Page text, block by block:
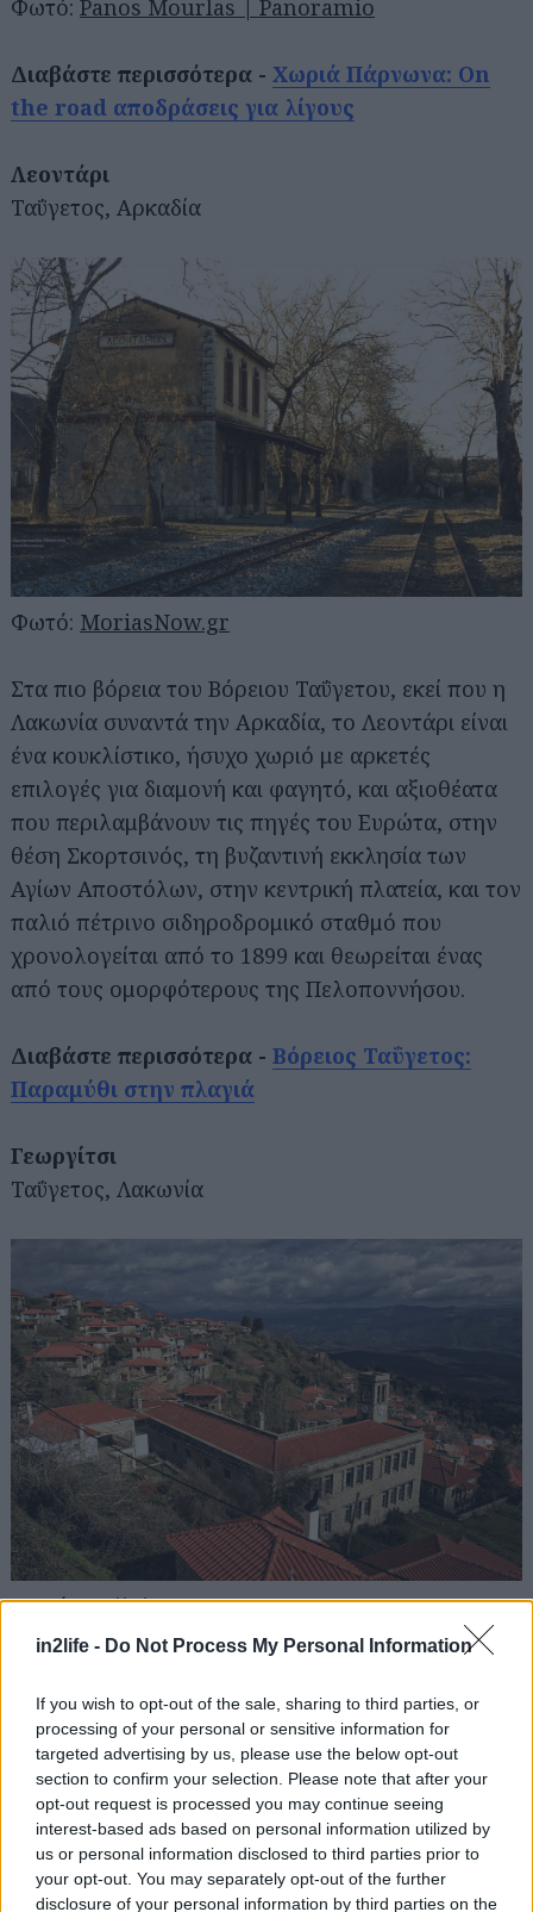
in2life - Do Not Process My Personal Information
If you wish to opt-out of the sale, sharing to third parties, or
processing of your personal or sensitive information for
targeted advertising by us, please use the below opt-out
section to confirm your selection. Please note that after your
opt-out request is processed you may continue seeing
interest-based ads based on personal information utilized by
us or personal information disclosed to third parties prior to
your opt-out. You may separately opt-out of the further
disclosure of your personal information by third parties on the
Φωτό: Panos Mourlas | Panoramio
Διαβάστε περισσότερα - Χωριά Πάρνωνα: On
the road αποδράσεις για λίγους
Λεοντάρι
Ταΰγετος, Αρκαδία
Φωτό: MoriasNow.gr
Στα πιο βόρεια του Βόρειου Ταΰγετου, εκεί που η
Λακωνία συναντά την Αρκαδία, το Λεοντάρι είναι
ένα κουκλίστικο, ήσυχο χωριό με αρκετές
επιλογές για διαμονή και φαγητό, και αξιοθέατα
που περιλαμβάνουν τις πηγές του Ευρώτα, στην
θέση Σκορτσινός, τη βυζαντινή εκκλησία των
Αγίων Αποστόλων, στην κεντρική πλατεία, και τον
παλιό πέτρινο σιδηροδρομικό σταθμό που
χρονολογείται από το 1899 και θεωρείται ένας
από τους ομορφότερους της Πελοποννήσου.
Διαβάστε περισσότερα - Βόρειος Ταΰγετος:
Παραμύθι στην πλαγιά
Γεωργίτσι
Ταΰγετος, Λακωνία
Φωτό:Periigites.gr
άδικα. Κτισμένο σε υψόμετρο που σχεδόν
ακουμπά το χιλιόμετρο (970 μέτρα, για να
ακριβολογούμε) αγναντεύει από ψηλά τις
καταπράσινες πλαγιές του Ταΰγετου. Τα πέτρινα
σπιτάκια με τις κόκκινες κεραμιδοσκεπές, η
δροσερή πλατεία με τον αιωνόβιο πλάτανο, το
υπέροχο κτίριο του σχολείου που κτίστηκε το
Αναζήτηση
για...